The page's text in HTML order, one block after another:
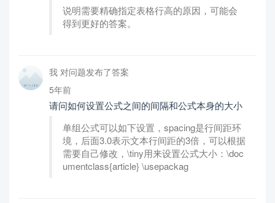
说明需要精确指定表格行高的原因，可能会
得到更好的答案。
我 对问题发布了答案
5年前
请问如何设置公式之间的间隔和公式本身的大小
单组公式可以如下设置，spacing是行间距环
境，后面3.0表示文本行间距的3倍，可以根据
需要自己修改，\tiny用来设置公式大小：\doc
umentclass{article} \usepackag